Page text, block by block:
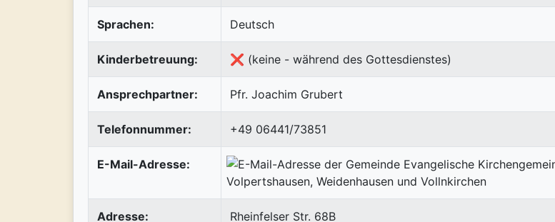
Sprachen: Deutsch
Kinderbetreuung: ❌ (keine - während des Gottesdienstes)
Ansprechpartner: Pfr. Joachim Grubert
Telefonnummer: +49 06441/73851
E-Mail-Adresse:
Adresse:
Rheinfelser Str. 68B